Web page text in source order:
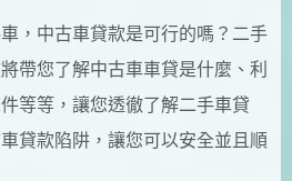
，中古車貸款是可行的嗎？二手
帶您了解中古車車貸是什麼、利
等等，讓您透徹了解二手車貸
貸款陷阱，讓您可以安全並且順